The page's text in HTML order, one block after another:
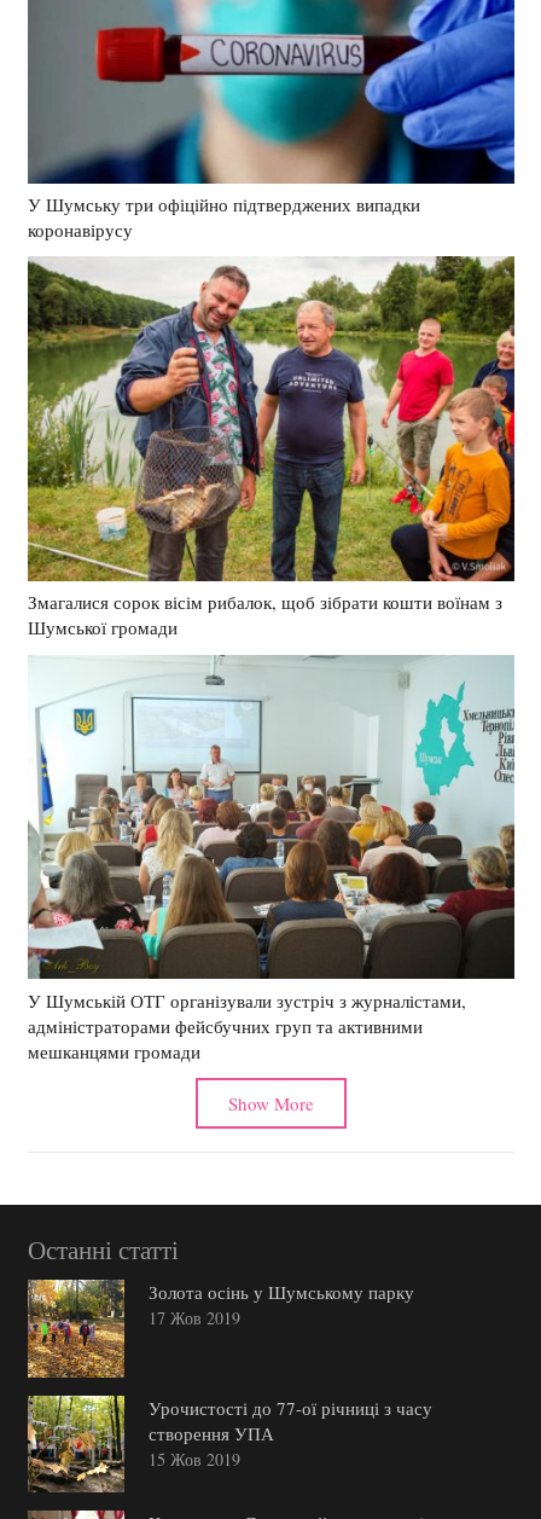
У Шумську три офіційно підтверджених випадки
коронавірусу
Змагалися сорок вісім рибалок, щоб зібрати кошти воїнам з
Шумської громади
У Шумській ОТГ організували зустріч з журналістами,
адміністраторами фейсбучних груп та активними
мешканцями громади
Show More
Останні статті
Золота осінь у Шумському парку
17 Жов 2019
Урочистості до 77-ої річниці з часу
створення УПА
15 Жов 2019